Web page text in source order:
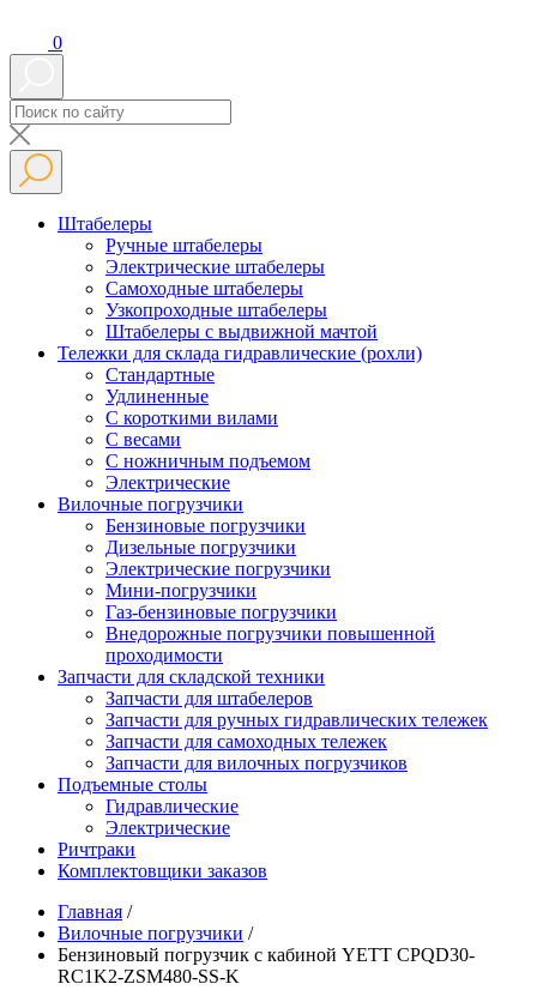
0
Штабелеры
Ручные штабелеры
Электрические штабелеры
Самоходные штабелеры
Узкопроходные штабелеры
Штабелеры с выдвижной мачтой
Тележки для склада гидравлические (рохли)
Стандартные
Удлиненные
С короткими вилами
С весами
С ножничным подъемом
Электрические
Вилочные погрузчики
Бензиновые погрузчики
Дизельные погрузчики
Электрические погрузчики
Мини-погрузчики
Газ-бензиновые погрузчики
Внедорожные погрузчики повышенной
проходимости
Запчасти для складской техники
Запчасти для штабелеров
Запчасти для ручных гидравлических тележек
Запчасти для самоходных тележек
Запчасти для вилочных погрузчиков
Подъемные столы
Гидравлические
Электрические
Ричтраки
Комплектовщики заказов
Главная /
Вилочные погрузчики /
Бензиновый погрузчик с кабиной YETT CPQD30-
RC1K2-ZSM480-SS-K